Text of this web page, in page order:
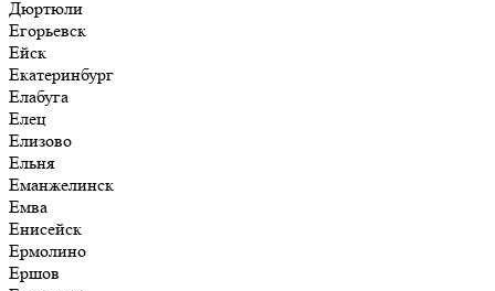
Дюртюли
Егорьевск
Ейск
Екатеринбург
Елабуга
Елец
Елизово
Ельня
Еманжелинск
Емва
Енисейск
Ермолино
Ершов